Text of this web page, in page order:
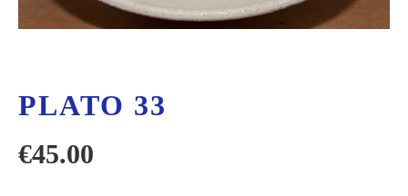
PLATO 33
€45.00